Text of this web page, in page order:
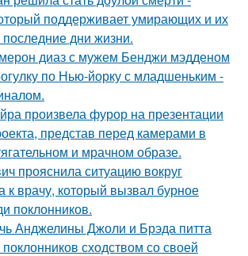
поддерживает умирающих и их
дни жизни.
диаз с мужем Бенджи мэдденом
по Нью-йорку с младшеньким -
произвела фурор на презентации
представ перед камерами в
и мрачном образе.
прояснила ситуацию вокруг
к врачу, который вызвал бурное
поклонников.
Анджелины Джоли и Брэда питта
сходством со своей